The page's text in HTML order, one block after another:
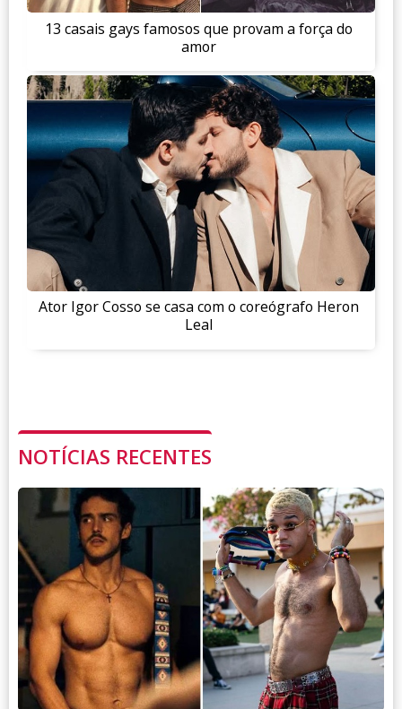
13 casais gays famosos que provam a força do
amor
Ator Igor Cosso se casa com o coreógrafo Heron
Leal
NOTÍCIAS RECENTES